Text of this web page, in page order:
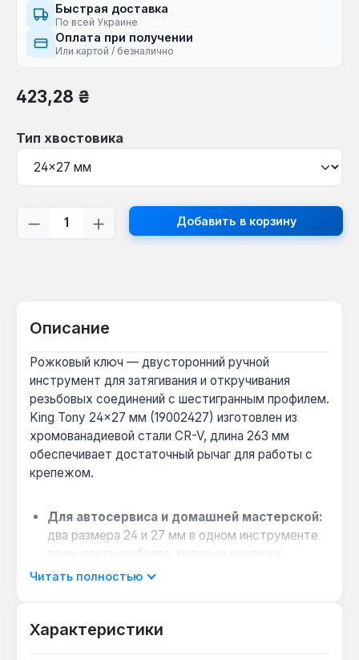
Быстрая доставка
По всей Украине
Оплата при получении
Или картой / безналично
Обычная цена:
423,28 ₴
Выберите
Тип хвостовика
Количество продукта: введите
Добавить в корзину
Описание
Рожковый ключ — двусторонний ручной
инструмент для затягивания и откручивания
резьбовых соединений с шестигранным профилем.
King Tony 24×27 мм (19002427) изготовлен из
хромованадиевой стали CR-V, длина 263 мм
обеспечивает достаточный рычаг для работы с
крепежом.
Для автосервиса и домашней мастерской:
два размера 24 и 27 мм в одном инструменте
покрывают наиболее ходовые крепежи
легковых автомобилей и бытового
наклонены на 15 градусов относительно
Читать полностью
Характеристики